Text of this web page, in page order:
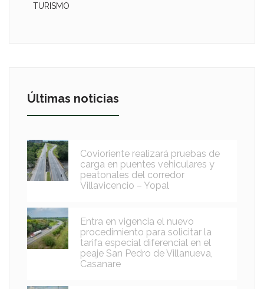
TURISMO
Últimas noticias
Covioriente realizará pruebas de
carga en puentes vehiculares y
peatonales del corredor
Villavicencio – Yopal
Entra en vigencia el nuevo
procedimiento para solicitar la
tarifa especial diferencial en el
peaje San Pedro de Villanueva,
Casanare